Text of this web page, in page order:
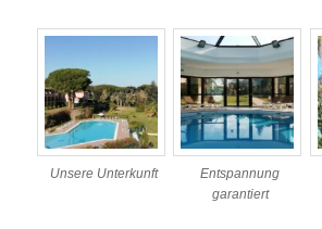
Unsere Unterkunft
Entspannung
garantiert